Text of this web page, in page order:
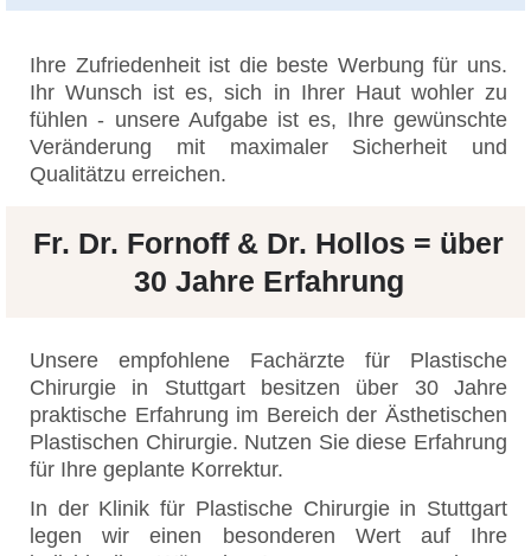
Ihre Zufriedenheit ist die beste Werbung für uns.
Ihr Wunsch ist es, sich in Ihrer Haut wohler zu
fühlen - unsere Aufgabe ist es, Ihre gewünschte
Veränderung mit maximaler Sicherheit und
Qualitätzu erreichen.
Fr. Dr. Fornoff & Dr. Hollos = über
30 Jahre Erfahrung
Unsere empfohlene Fachärzte für Plastische
Chirurgie in Stuttgart besitzen über 30 Jahre
praktische Erfahrung im Bereich der Ästhetischen
Plastischen Chirurgie. Nutzen Sie diese Erfahrung
für Ihre geplante Korrektur.
In der Klinik für Plastische Chirurgie in Stuttgart
legen wir einen besonderen Wert auf Ihre